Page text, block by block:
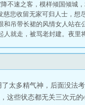
不速之客，模样倾国倾
慈悲收留无家可归人士，
带长裙的风情女人站在
走，被骂老封建。夜里
。 -清河郡主赵持筠享尽
湖，来到陌生地方。遇到
相同。一朝重遇，对方思
这失传了？”她一脸好笑
太多精气神，后面没法
这些状态都无关三次元